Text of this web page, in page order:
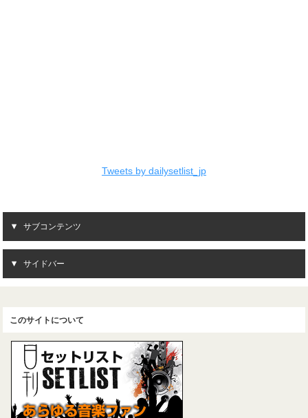
Tweets by dailysetlist_jp
サブコンテンツ
サイドバー
このサイトについて